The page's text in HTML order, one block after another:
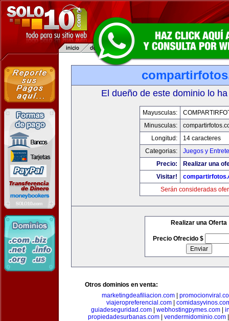
El dueño de este dominio lo
Mayusculas:
Minusculas:
Longitud:
14 caracteres
Categorias:
Juegos y
Precio:
Realizar una
Visitar!
Serán consideradas
Realizar una Oferta
Precio Ofrecido $
Otros dominios en venta:
marketingdeafiliacion.com|
viajeropreferencial.com
guiadeseguridad.com| webhostingpymes.com|
propiedadesurbanas.com
vendermidominio.com